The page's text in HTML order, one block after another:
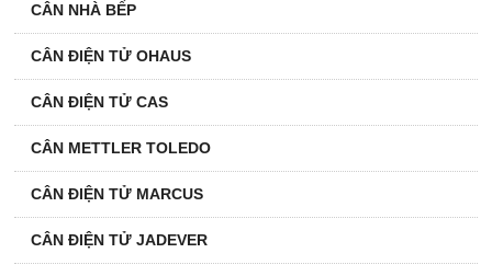
CÂN NHÀ BẾP
CÂN ĐIỆN TỬ OHAUS
CÂN ĐIỆN TỬ CAS
CÂN METTLER TOLEDO
CÂN ĐIỆN TỬ MARCUS
CÂN ĐIỆN TỬ JADEVER